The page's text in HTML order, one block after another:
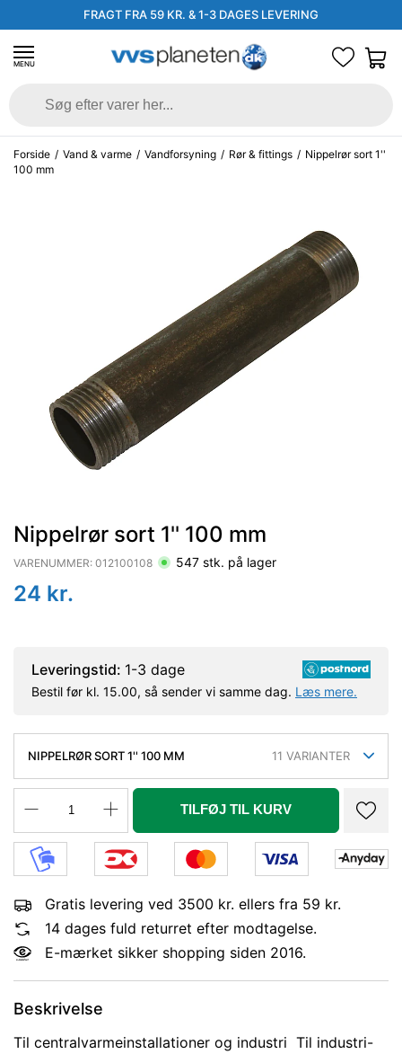
FRAGT FRA 59 KR. & 1-3 DAGES LEVERING
MENU
Forside / Vand & varme / Vandforsyning / Rør & fittings / Nippelrør sort 1''
100 mm
Nippelrør sort 1'' 100 mm
VARENUMMER: 012100108 547 stk. på lager
24 kr.
Leveringstid: 1-3 dage
Bestil før kl. 15.00, så sender vi samme dag. Læs mere.
NIPPELRØR SORT 1'' 100 MM 11 VARIANTER
TILFØJ TIL KURV
Gratis levering ved 3500 kr. ellers fra 59 kr.
14 dages fuld returret efter modtagelse.
E-mærket sikker shopping siden 2016.
Beskrivelse
Til centralvarmeinstallationer og industri Til industri-